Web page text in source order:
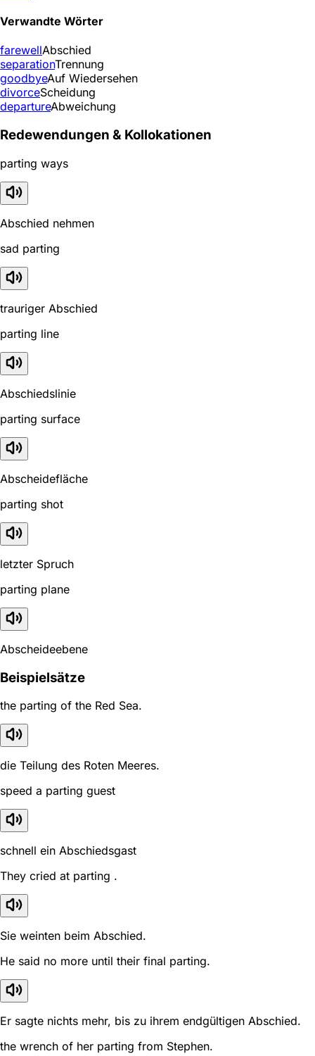
Verwandte Wörter
farewellAbschied
separationTrennung
goodbyeAuf Wiedersehen
divorceScheidung
departureAbweichung
Redewendungen & Kollokationen
parting ways
Abschied nehmen
sad parting
trauriger Abschied
parting line
Abschiedslinie
parting surface
Abscheidefläche
parting shot
letzter Spruch
parting plane
Abscheideebene
Beispielsätze
the parting of the Red Sea.
die Teilung des Roten Meeres.
speed a parting guest
schnell ein Abschiedsgast
They cried at parting .
Sie weinten beim Abschied.
He said no more until their final parting.
Er sagte nichts mehr, bis zu ihrem endgültigen Abschied.
the wrench of her parting from Stephen.